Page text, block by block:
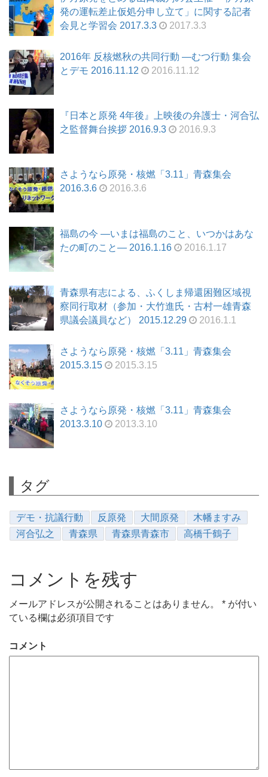
発の運転差止仮処分申し立て」に関する記者
会見と学習会 2017.3.3
2017.3.3
2016年 反核燃秋の共同行動 ―むつ行動 集会
とデモ 2016.11.12
2016.11.12
『日本と原発 4年後』上映後の弁護士・河合弘
之監督舞台挨拶 2016.9.3
2016.9.3
さようなら原発・核燃「3.11」青森集会
2016.3.6
2016.3.6
福島の今 ―いまは福島のこと、いつかはあな
たの町のこと― 2016.1.16
2016.1.17
青森県有志による、ふくしま帰還困難区域視
察同行取材（参加・大竹進氏・古村一雄青森
県議会議員など） 2015.12.29
2016.1.1
さようなら原発・核燃「3.11」青森集会
2015.3.15
2015.3.15
さようなら原発・核燃「3.11」青森集会
2013.3.10
2013.3.10
タグ
デモ・抗議行動 反原発 大間原発
木幡ますみ
河合弘之
青森県 青森県青森市 高橋千鶴子
コメントを残す
メールアドレスが公開されることはありません。 * が付い
ている欄は必須項目です
コメント